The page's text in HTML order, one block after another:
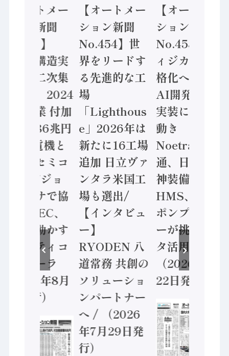
【オートメー
ション新聞
No.455】
「経済構造実
態調査二次集
計結果」2024
年製造業 付加
価値額86兆円
/ 三菱電機と
ソニーセミコ
ン AIビジョ
ンセンサで協
業 / IDEC、
安全に動かす
セーフティコ
ントローラ
（2026年8月
5日発行）
【オートメー
ション新聞
No.454】世
界をリードす
る先進的な工
場
「Lighthous
e」2026年は
新たに16工場
追加 日立ヴァ
ンタラ米国工
場も選出/
【インタビュ
ー】
RYODEN 八
道常務 共創の
ソリューショ
ンパートナー
へ / （2026
年7月29日発
行）
【オートメー
ション新聞
No.453】フ
ィジカルAI本
格化へ 国産
AI開発や社会
実装に活発な
動き
Noetra、富士
通、日立 / 兵
神装備 ×
HMS、老舗
ポンプメーカ
ーが挑むデー
タ活用 など
（2026年7月
22日発行）